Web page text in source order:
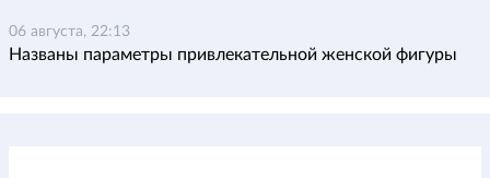
06 августа, 22:13
Названы параметры привлекательной женской фигуры